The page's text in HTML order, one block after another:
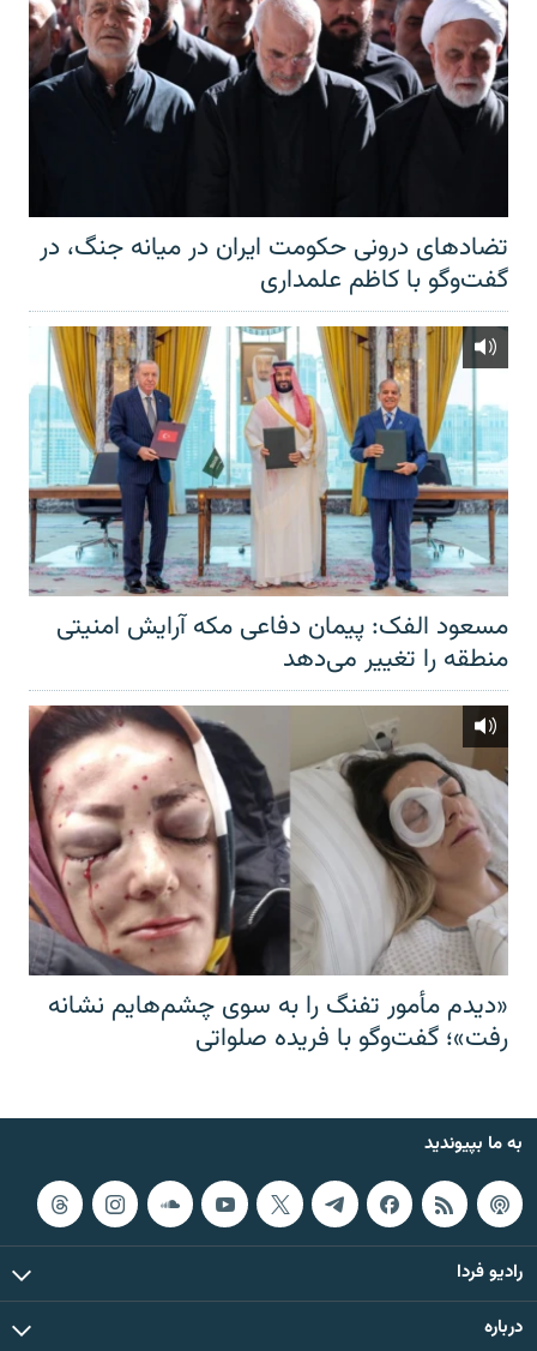
تضادهای درونی حکومت ایران در میانه جنگ، در
گفت‌‌وگو با کاظم علمداری
مسعود الفک: پیمان دفاعی مکه آرایش امنیتی
منطقه را تغییر می‌دهد
«دیدم مأمور تفنگ را به سوی چشم‌هایم نشانه
رفت»؛ گفت‌و‌گو با فریده صلواتی
به ما بپیوندید
رادیو فردا
درباره